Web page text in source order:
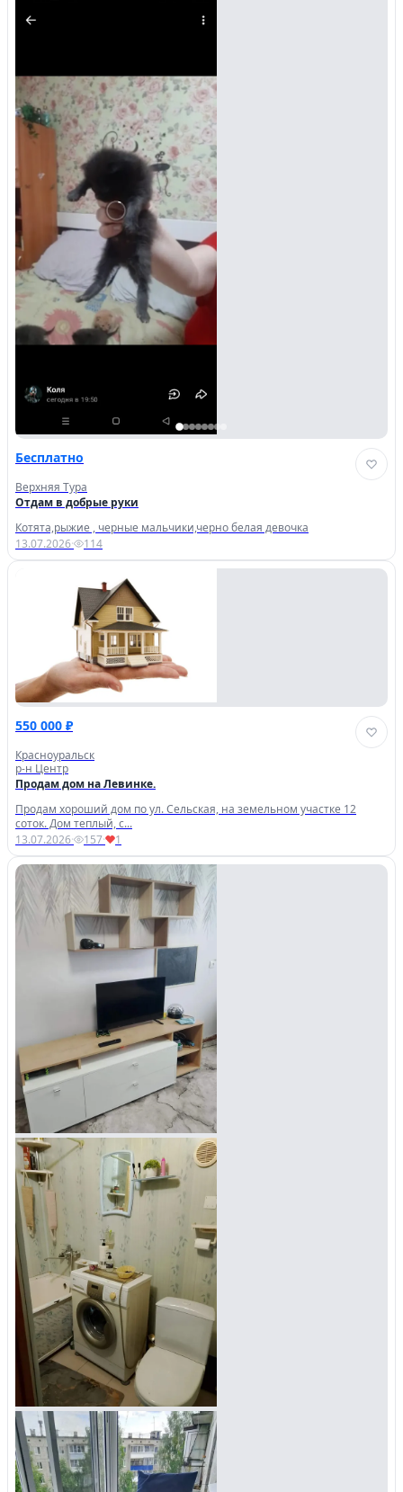
Бесплатно
Верхняя Тура
Отдам в добрые руки
Котята,рыжие , черные мальчики,черно белая девочка
13.07.2026· 114
550 000 ₽
Красноуральск
р-н Центр
Продам дом на Левинке.
Продам хороший дом по ул. Сельская, на земельном участке 12
соток. Дом теплый, с...
13.07.2026· 157· 1